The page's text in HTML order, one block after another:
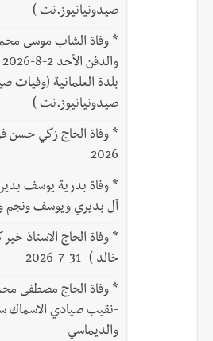
صيدونيانيوز.نت )
* وفاة الشاب موسى
بلدة العلمانية (وفيات
صيدونيانيوز.نت )
*
2026
*
آل بديري ويوسف ونجم
* وفاة الحاج الاستاذ
خالد ) -31-7-2026
*
-نقيب صيادي الاسماك
والديماسي